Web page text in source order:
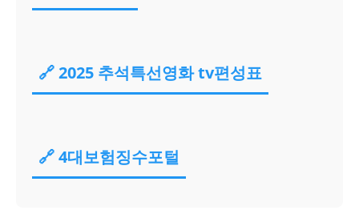
🔗 2025 추석특선영화 tv편성표
🔗 4대보험징수포털